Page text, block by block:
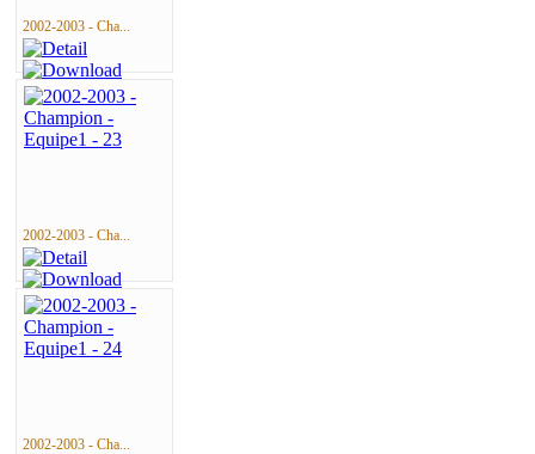
2002-2003 - Cha...
2002-2003 - Cha...
2002-2003 - Cha...